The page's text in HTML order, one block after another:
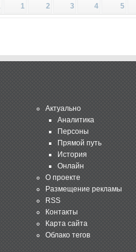
1 2 3 4 5
Актуально
Аналитика
Персоны
Прямой путь
История
Онлайн
О проекте
Размещение рекламы
RSS
Контакты
Карта сайта
Облако тегов